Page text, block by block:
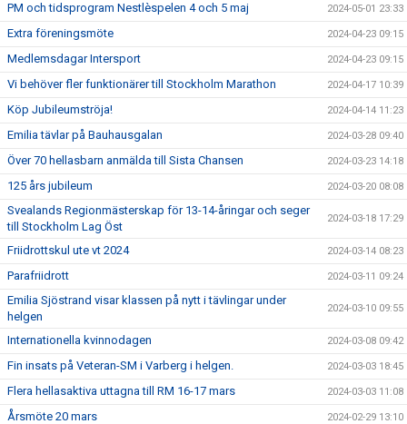
PM och tidsprogram Nestlèspelen 4 och 5 maj 2024-05-01 23:33
Extra föreningsmöte 2024-04-23 09:15
Medlemsdagar Intersport 2024-04-23 09:15
Vi behöver fler funktionärer till Stockholm Marathon 2024-04-17 10:39
Köp Jubileumströja! 2024-04-14 11:23
Emilia tävlar på Bauhausgalan 2024-03-28 09:40
Över 70 hellasbarn anmälda till Sista Chansen 2024-03-23 14:18
125 års jubileum 2024-03-20 08:08
Svealands Regionmästerskap för 13-14-åringar och seger
till Stockholm Lag Öst
2024-03-18 17:29
Friidrottskul ute vt 2024 2024-03-14 08:23
Parafriidrott 2024-03-11 09:24
Emilia Sjöstrand visar klassen på nytt i tävlingar under
helgen
2024-03-10 09:55
Internationella kvinnodagen 2024-03-08 09:42
Fin insats på Veteran-SM i Varberg i helgen. 2024-03-03 18:45
Flera hellasaktiva uttagna till RM 16-17 mars 2024-03-03 11:08
Årsmöte 20 mars 2024-02-29 13:10